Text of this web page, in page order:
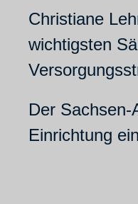
Christiane
wichtigsten
Der Sachsen-
Einrichtung